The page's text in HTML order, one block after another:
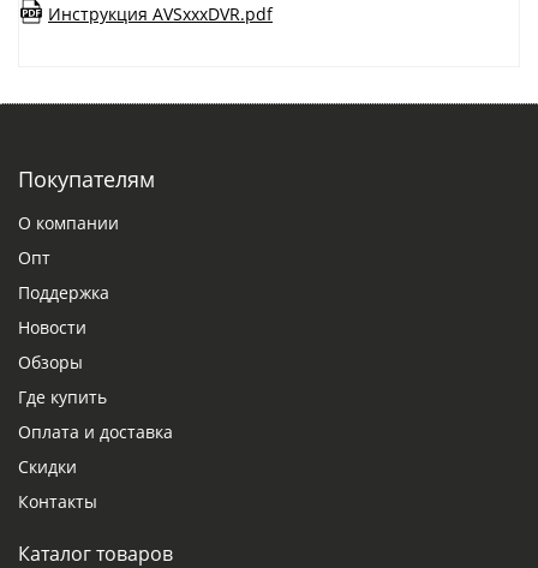
Инструкция AVSxxxDVR.pdf
Покупателям
О компании
Опт
Поддержка
Новости
Обзоры
Где купить
Оплата и доставка
Скидки
Контакты
Каталог товаров